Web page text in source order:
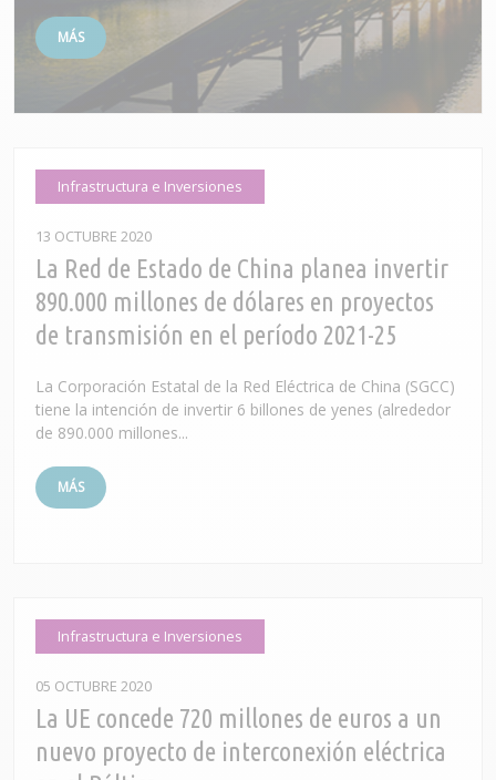
MÁS
Infrastructura e Inversiones
13 OCTUBRE 2020
La Red de Estado de China planea invertir
890.000 millones de dólares en proyectos
de transmisión en el período 2021-25
La Corporación Estatal de la Red Eléctrica de China (SGCC)
tiene la intención de invertir 6 billones de yenes (alrededor
de 890.000 millones...
MÁS
Infrastructura e Inversiones
05 OCTUBRE 2020
La UE concede 720 millones de euros a un
nuevo proyecto de interconexión eléctrica